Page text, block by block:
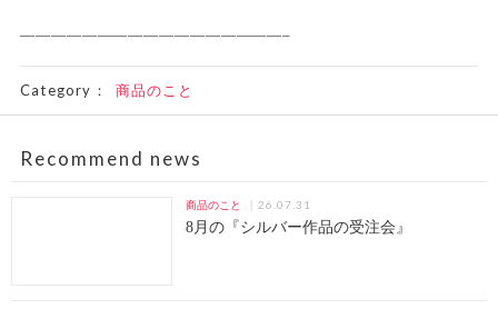
—————————————————–
Category： 商品のこと
Recommend news
商品のこと 26.07.31
8月の『シルバー作品の受注会』